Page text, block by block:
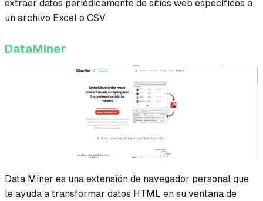
extraer datos periódicamente de sitios web específicos a
un archivo Excel o CSV.
DataMiner
Data Miner es una extensión de navegador personal que
le ayuda a transformar datos HTML en su ventana de